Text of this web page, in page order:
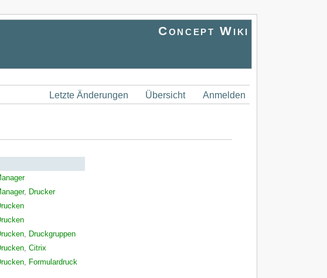
Concept Wiki
Letzte Änderungen Übersicht Anmelden
, Drucker
, Druckgruppen
, Citrix
, Formulardruck